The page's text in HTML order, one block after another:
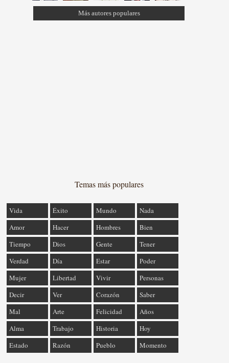
Más autores populares
Temas más populares
Vida Éxito Mundo
Nada
Amor
Hacer Hombres
Bien
Tiempo
Dios Gente
Tener
Verdad
Día Estar
Poder
Mujer
Libertad Vivir
Personas
Decir
Ver Corazón
Saber
Mal
Arte Felicidad
Años
Alma
Trabajo Historia
Hoy
Estado
Razón Pueblo Momento